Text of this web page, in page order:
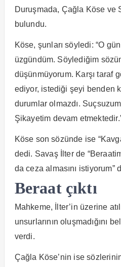
Duruşmada, Çağla Köse ve
bulundu.
Köse, şunları söyledi: “O
üzgündüm. Söylediğim
düşünmüyorum. Karşı taraf
ediyor, istediği şeyi benden
durumlar olmazdı.
Şikayetim devam
Köse son sözünde ise
dedi. Savaş İlter de
da ceza almasını istiyorum”
Beraat çıktı
Mahkeme, İlter’in üzerine
unsurlarının oluşmadığını
verdi.
Çağla Köse’nin ise